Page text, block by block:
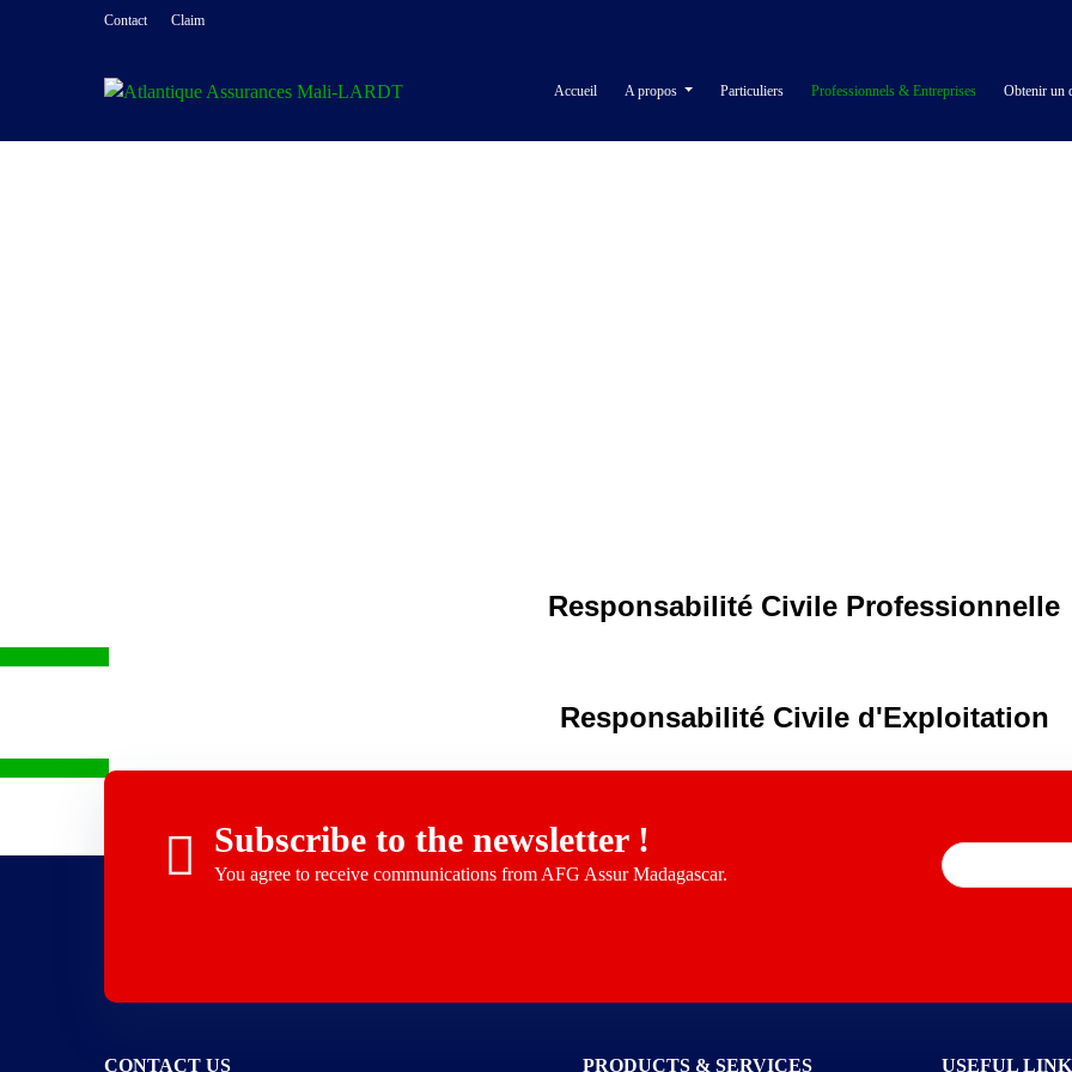
Contact Claim
Accueil A propos Particuliers Professionnels & Entreprises Obtenir un
Responsabilité Civile Professionnelle
Responsabilité Civile d'Exploitation
Subscribe to the newsletter !
You agree to receive communications from AFG Assur Madagascar.
CONTACT US PRODUCTS & SERVICES USEFUL